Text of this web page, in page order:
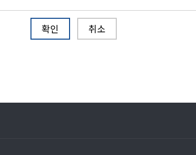
확인 취소